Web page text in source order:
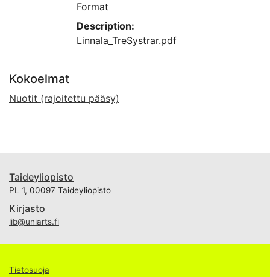
Format
Description:
Linnala_TreSystrar.pdf
Kokoelmat
Nuotit (rajoitettu pääsy)
Taideyliopisto
PL 1, 00097 Taideyliopisto
Kirjasto
lib@uniarts.fi
Tietosuoja